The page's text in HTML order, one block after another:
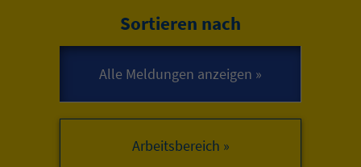
Sortieren nach
Arbeitsbereich »